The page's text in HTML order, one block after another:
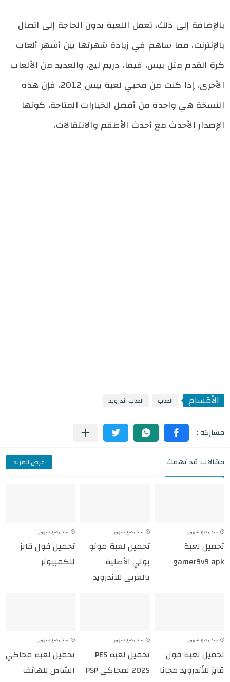
بالإضافة إلى ذلك، تعمل اللعبة بدون الحاجة إلى اتصال
بالإنترنت، مما ساهم في زيادة شهرتها بين أشهر ألعاب
كرة القدم مثل بيس، فيفا، دريم ليج، والعديد من الألعاب
الأخرى. إذا كنت من محبي لعبة بيس 2012، فإن هذه
النسخة هي واحدة من أفضل الخيارات المتاحة، كونها
الإصدار الأحدث مع أحدث الأطقم والانتقالات.
الأقسام العاب العاب اندرويد
مقالات قد تهمك عرض المزيد
منذ بضع شهور
تحميل لعبة
gamer9v9 apk
منذ بضع شهور
تحميل لعبة مونو
بولي الأصلية
بالعربي للاندرويد
منذ بضع شهور
تحميل فول قايز
للكمبيوتر
منذ بضع شهور
تحميل لعبة فول
قايز للأندرويد مجانا
منذ بضع شهور
تحميل لعبة PES
2025 لمحاكي PSP
منذ بضع شهور
تحميل لعبة محاكي
الشاص للهاتف